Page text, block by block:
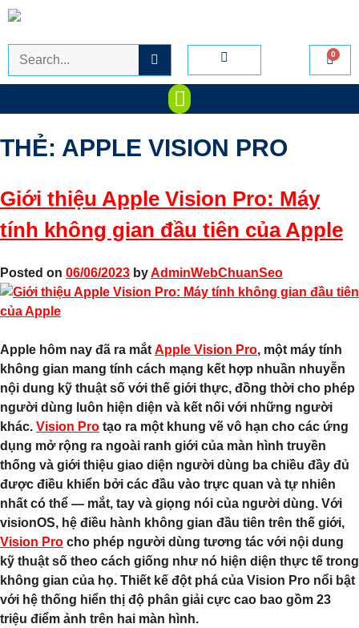
THẺ: APPLE VISION PRO
Giới thiệu Apple Vision Pro: Máy
tính không gian đầu tiên của Apple
Posted on 06/06/2023 byAdminWebChuanSeo
Apple hôm nay đã ra mắt Apple Vision Pro, một máy tính
không gian mang tính cách mạng kết hợp nhuần nhuyễn
nội dung kỹ thuật số với thế giới thực, đồng thời cho phép
người dùng luôn hiện diện và kết nối với những người
khác. Vision Pro tạo ra một khung vẽ vô hạn cho các ứng
dụng mở rộng ra ngoài ranh giới của màn hình truyền
thống và giới thiệu giao diện người dùng ba chiều đầy đủ
được điều khiển bởi các đầu vào trực quan và tự nhiên
nhất có thể — mắt, tay và giọng nói của người dùng. Với
visionOS, hệ điều hành không gian đầu tiên trên thế giới,
Vision Pro cho phép người dùng tương tác với nội dung
kỹ thuật số theo cách giống như nó hiện diện thực tế trong
không gian của họ. Thiết kế đột phá của Vision Pro nổi bật
với hệ thống hiển thị độ phân giải cực cao bao gồm 23
triệu điểm ảnh trên hai màn hình.